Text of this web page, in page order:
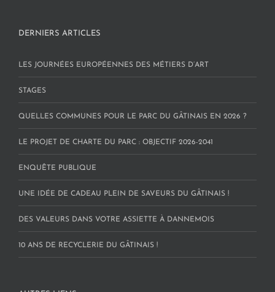
DERNIERS ARTICLES
LES JOURNÉES EUROPÉENNES DES MÉTIERS D’ART
STAGES
QUELLES COMMUNES POUR LE PARC DU GÂTINAIS EN 2026 ?
LE PROJET DE CHARTE DU PARC : OBJECTIF 2026-2041
ENQUÊTE PUBLIQUE
UNE IDÉE DE CADEAU PLEIN DE SAVEURS DU GÂTINAIS !
DES VALEURS DANS VOTRE ASSIETTE À DANNEMOIS
10 ANS DE RECYCLERIE DU GÂTINAIS !